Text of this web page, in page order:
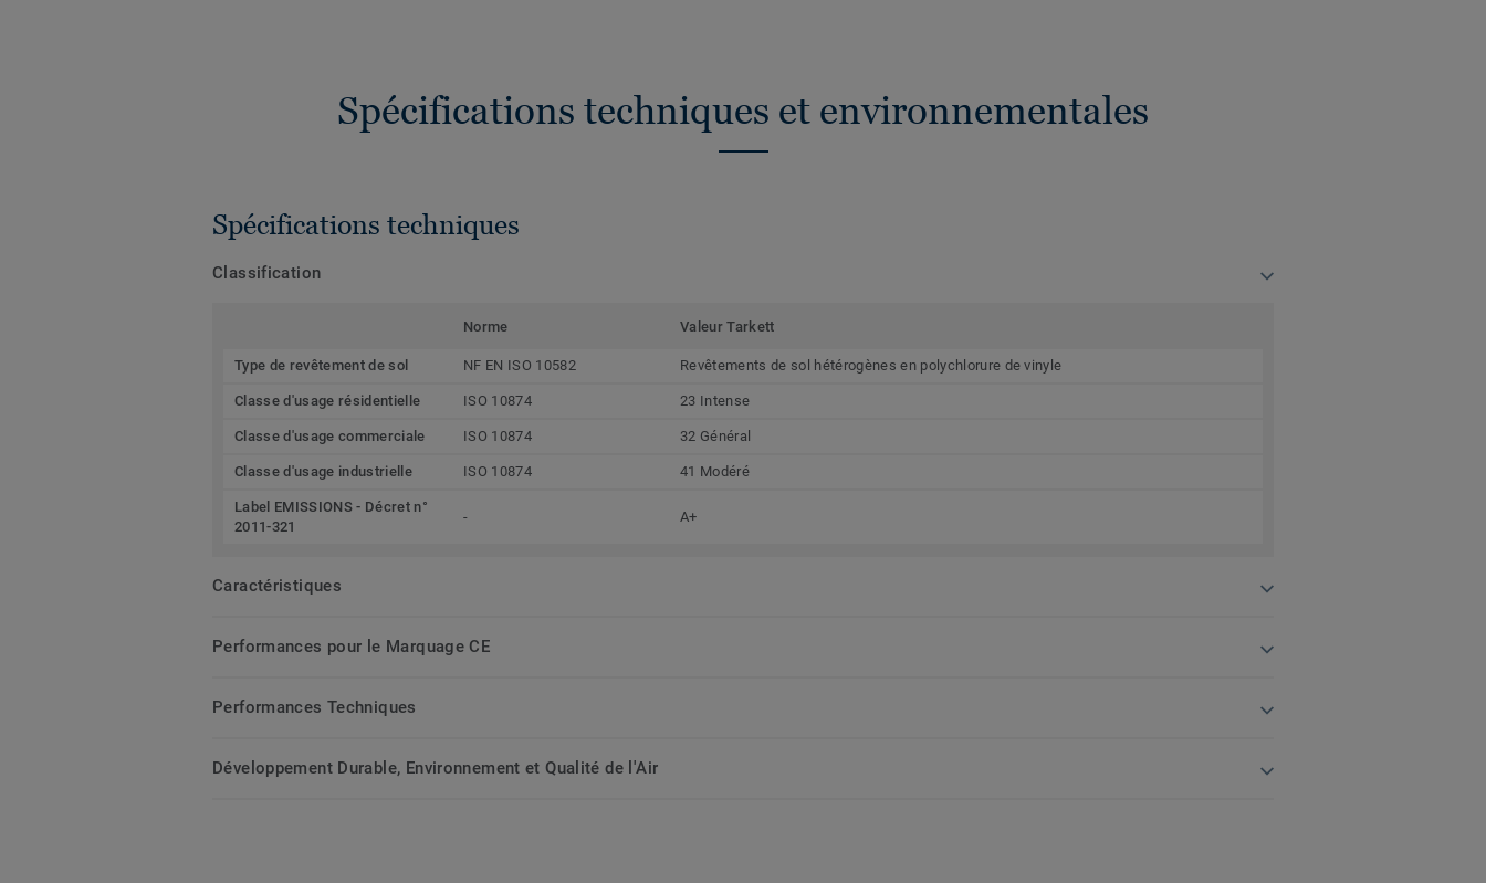
Spécifications techniques et environnementales
Spécifications techniques
Classification
Norme Valeur Tarkett
Type de revêtement de sol NF EN ISO 10582 Revêtements de sol hétérogènes en polychlorure de vinyle
Classe d'usage résidentielle ISO 10874 23 Intense
Classe d'usage commerciale ISO 10874 32 Général
Classe d'usage industrielle ISO 10874 41 Modéré
Label EMISSIONS - Décret n°
2011-321
- A+
Caractéristiques
Performances pour le Marquage CE
Performances Techniques
Développement Durable, Environnement et Qualité de l'Air